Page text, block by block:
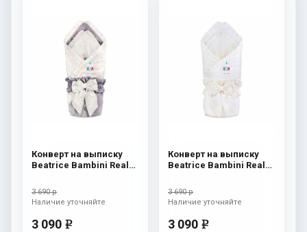
Конверт на выписку
Beatrice Bambini Reale
3 690 р
3 090 e
Наличие уточняйте
Конверт на выписку
Beatrice Bambini Reale
3 690 р
3 090 e
Наличие уточняйте